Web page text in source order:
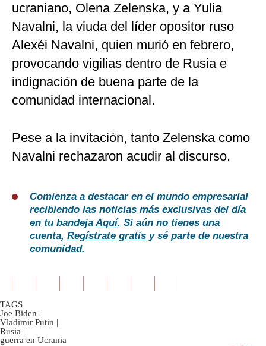
ucraniano, Olena Zelenska, y a Yulia
Navalni, la viuda del líder opositor ruso
Alexéi Navalni, quien murió en febrero,
provocando vigilias dentro de Rusia e
indignación de buena parte de la
comunidad internacional.
Pese a la invitación, tanto Zelenska como
Navalni rechazaron acudir al discurso.
Comienza a destacar en el mundo empresarial
recibiendo las noticias más exclusivas del día
en tu bandejaAquí. Si aún no tienes una
cuenta, Regístrate gratis y sé parte de nuestra
comunidad.
TAGS
Joe Biden |
Vladimir Putin |
Rusia |
guerra en Ucrania